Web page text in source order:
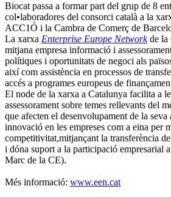
Biocat passa a formar part del grup de 8
col•laboradores del consorci català a la
ACC1Ó i la Cambra de Comerç de
La xarxa Enterprise Europe Networkde la
mitjana empresa informació i
polítiques i oportunitats de negoci als
així com assistència en processos de
accés a programes europeus de
El node de la xarxa a Catalunya facilita a
assessorament sobre temes rellevants del
que afecten el desenvolupament de la
innovació en les empreses com a eina per
competitivitat,mitjançant la transferència
i dóna suport a la participació empresarial
Marc de la CE).
Més informació: www.een.cat